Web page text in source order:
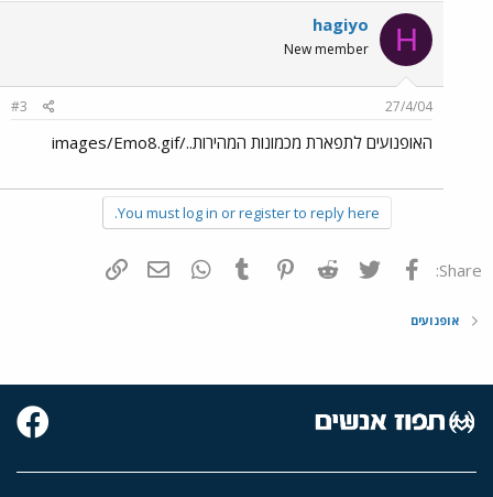
H
hagiyo
New member
27/4/04
#3
האופנועים לתפארת מכמונות המהירות../images/Emo8.gif
You must log in or register to reply here.
Share: פייסבוק Twitter
Reddit
Pinterest
Tumblr
WhatsAppדואר אלקטרוני
אופנועים